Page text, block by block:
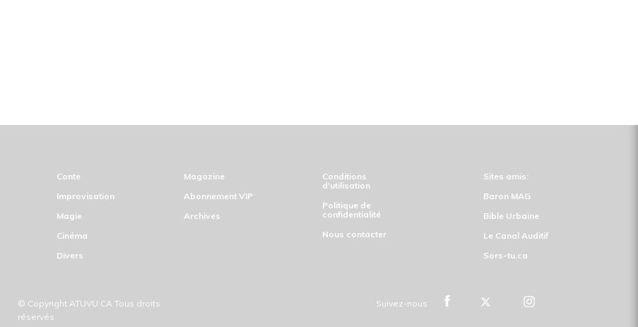
Conte
Improvisation
Magie
Cinéma
Divers
Magazine
Abonnement VIP
Archives
Conditions
d'utilisation
Politique de
confidentialité
Nous contacter
Sites amis:
Baron MAG
Bible Urbaine
Le Canal Auditif
Sors-tu.ca
© Copyright ATUVU.CA Tous droits
réservés
Suivez-nous